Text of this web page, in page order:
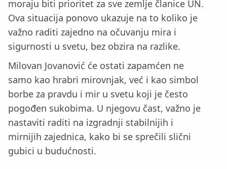
moraju biti prioritet za sve zemlje članice UN.
Ova situacija ponovo ukazuje na to koliko je
važno raditi zajedno na očuvanju mira i
sigurnosti u svetu, bez obzira na razlike.
Milovan Jovanović će ostati zapamćen ne
samo kao hrabri mirovnjak, već i kao simbol
borbe za pravdu i mir u svetu koji je često
pogođen sukobima. U njegovu čast, važno je
nastaviti raditi na izgradnji stabilnijih i
mirnijih zajednica, kako bi se sprečili slični
gubici u budućnosti.